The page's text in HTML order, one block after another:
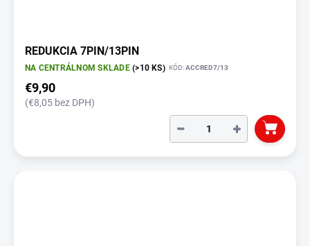
REDUKCIA 7PIN/13PIN
NA CENTRÁLNOM SKLADE(>10 KS) KÓD:ACCRED7/13
€9,90
(€8,05 bez DPH)
+
−